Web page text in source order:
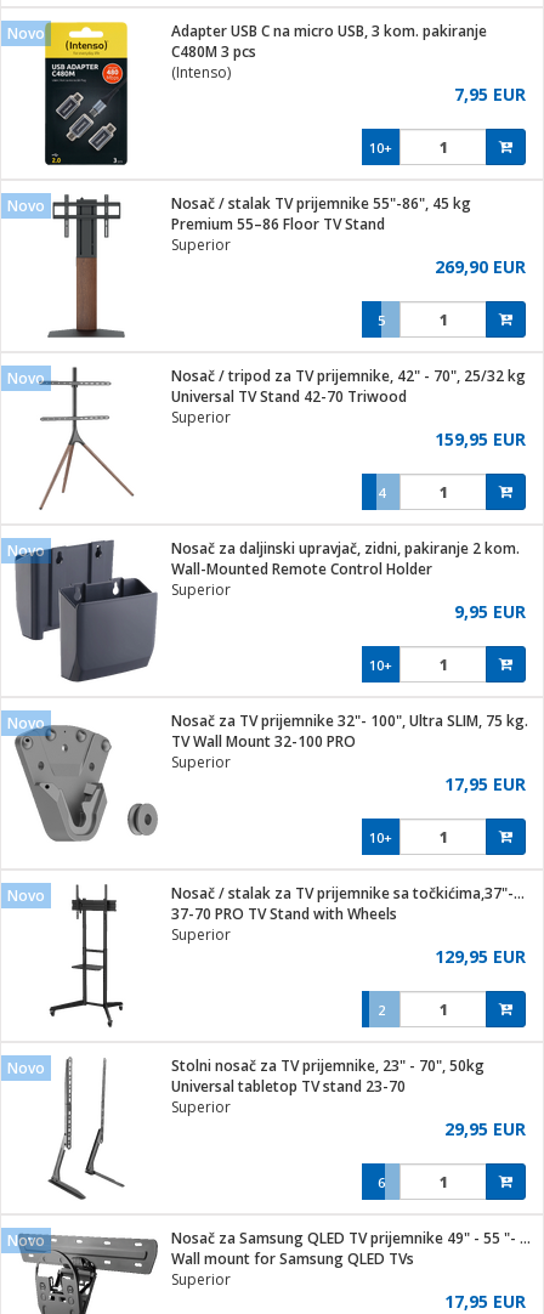
aparati
mesa
kavu
Vitrine
/ Zdravlje
za kosu
program
pribor
materijal
i kutije
i oprema
Novo
Adapter USB C na micro USB, 3 kom. pakiranje
C480M 3 pcs
(Intenso)
7,95 EUR
10+
Novo
Nosač / stalak TV prijemnike 55"-86", 45 kg
Premium 55–86 Floor TV Stand
Superior
269,90 EUR
5
Novo
Nosač / tripod za TV prijemnike, 42" - 70", 25/32 kg
Universal TV Stand 42-70 Triwood
Superior
159,95 EUR
4
Novo
Nosač za daljinski upravjač, zidni, pakiranje 2 kom.
Wall-Mounted Remote Control Holder
Superior
9,95 EUR
10+
Novo
Nosač za TV prijemnike 32"- 100", Ultra SLIM, 75 kg.
TV Wall Mount 32-100 PRO
Superior
17,95 EUR
10+
Novo
Nosač / stalak za TV prijemnike sa točkićima,37"-70",50 kg
37-70 PRO TV Stand with Wheels
Superior
129,95 EUR
2
Novo
Stolni nosač za TV prijemnike, 23" - 70", 50kg
Universal tabletop TV stand 23-70
Superior
29,95 EUR
6
Novo
Nosač za Samsung QLED TV prijemnike 49" - 55 "- 65", 50 kg.
Wall mount for Samsung QLED TVs
Superior
17,95 EUR